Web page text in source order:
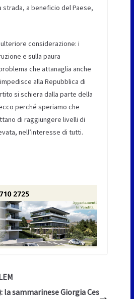
a beneficio del Paese,
considerazione: i
e sulla paura
che attanaglia anche
alla Repubblica di
si schiera dalla parte della
perché speriamo che
di raggiungere livelli di
nell’interesse di tutti.
la sammarinese Giorgia Ces